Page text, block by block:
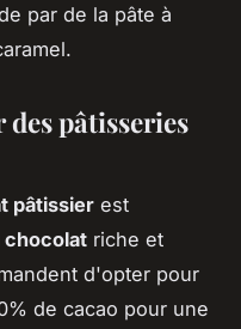
par de la pâte à
des pâtisseries
pâtissier est
chocolat riche et
d'opter pour
de cacao pour une